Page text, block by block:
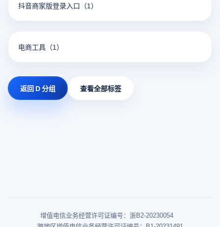
抖音商家版登录入口 （1）
电商工具 （1）
返回 D 分组 查看全部标签
增值电信业务经营许可证编号：浙B2-20230054